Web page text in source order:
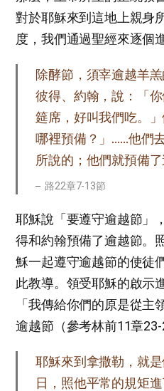
對於耶穌來到這地上親身
度，我們通過聖經來逐個
除酵節，須宰逾越羊
彼得、約翰，說：「
筵席，好叫我們吃。
哪裡預備？」……他們
所說的；他們就預備了
路22章7-13節
耶穌說「要遵守逾越節」
得和約翰預備了逾越節。
穌一起遵守逾越節的使徒
此教導。領受耶穌的啟示
「我傳給你們的原是從主
逾越節（參考林前11章23-
耶穌來到拿撒勒，就
日，照他平常的規矩